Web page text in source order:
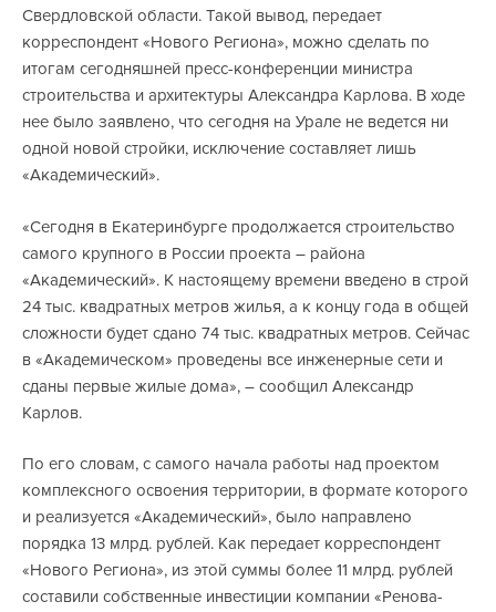
Свердловской области. Такой вывод, передает
корреспондент «Нового Региона», можно сделать по
итогам сегодняшней пресс-конференции министра
строительства и архитектуры Александра Карлова. В ходе
нее было заявлено, что сегодня на Урале не ведется ни
одной новой стройки, исключение составляет лишь
«Академический».
«Сегодня в Екатеринбурге продолжается строительство
самого крупного в России проекта – района
«Академический». К настоящему времени введено в строй
24 тыс. квадратных метров жилья, а к концу года в общей
сложности будет сдано 74 тыс. квадратных метров. Сейчас
в «Академическом» проведены все инженерные сети и
сданы первые жилые дома», – сообщил Александр
Карлов.
По его словам, с самого начала работы над проектом
комплексного освоения территории, в формате которого
и реализуется «Академический», было направлено
порядка 13 млрд. рублей. Как передает корреспондент
«Нового Региона», из этой суммы более 11 млрд. рублей
составили собственные инвестиции компании «Ренова-